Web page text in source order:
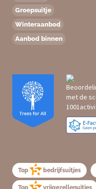
Groepsuitje
Winteraanbod
Aanbod binnen
Top bedrijfsuitjes
Top vrijgezellenuitjes